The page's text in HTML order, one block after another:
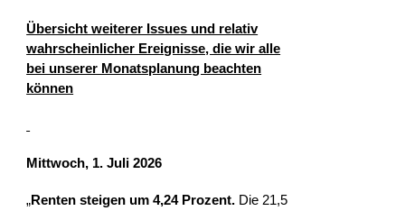
Übersicht weiterer Issues und relativ
wahrscheinlicher Ereignisse, die wir alle
bei unserer Monatsplanung beachten
können
Mittwoch, 1. Juli 2026
„Renten steigen um 4,24 Prozent. Die 21,5